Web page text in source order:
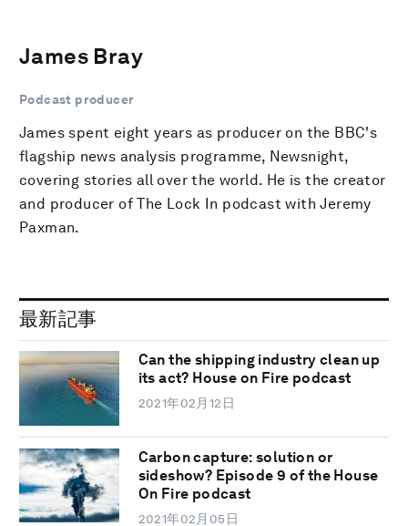
James Bray
Podcast producer
James spent eight years as producer on the BBC's
flagship news analysis programme, Newsnight,
covering stories all over the world. He is the creator
and producer of The Lock In podcast with Jeremy
Paxman.
最新記事
Can the shipping industry clean up
its act? House on Fire podcast
2021年02月12日
Carbon capture: solution or
sideshow? Episode 9 of the House
On Fire podcast
2021年02月05日